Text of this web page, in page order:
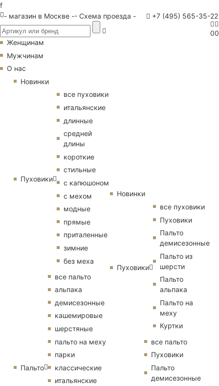
f
- магазин в Москве -- Схема проезда - +7 (495) 565-35-22
00
Женщинам
Мужчинам
О нас
Новинки
Пуховики
все пуховики
итальянские
длинные
средней
длины
короткие
стильные
с капюшоном
с мехом
модные
прямые
приталенные
зимние
без меха
Пальто
все пальто
альпака
демисезонные
кашемировые
шерстяные
пальто на меху
парки
классические
итальянские
Новинки
Пуховики
все пуховики
Пуховики
Пальто
демисезонные
Пальто из
шерсти
Пальто
альпака
Пальто на
меху
Куртки
все пальто
Пуховики
Пальто
демисезонные